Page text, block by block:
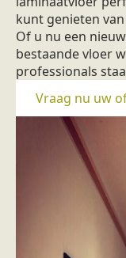
kunt genieten
Of u nu een
bestaande vloer
professionals
Vraag nu uw